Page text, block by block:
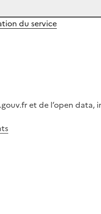
du service
et de l’open